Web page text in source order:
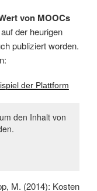
von MOOCs
der heurigen
publiziert worden.
der Plattform
den Inhalt von
M. (2014): Kosten